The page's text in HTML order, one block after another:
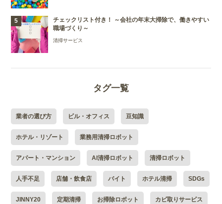
チェックリスト付き！ ～会社の年末大掃除で、働きやすい
職場づくり～
清掃サービス
タグ一覧
業者の選び方 ビル・オフィス 豆知識
ホテル・リゾート 業務用清掃ロボット
アパート・マンション AI清掃ロボット 清掃ロボット
人手不足 店舗・飲食店 バイト ホテル清掃 SDGs
JINNY20 定期清掃 お掃除ロボット カビ取りサービス